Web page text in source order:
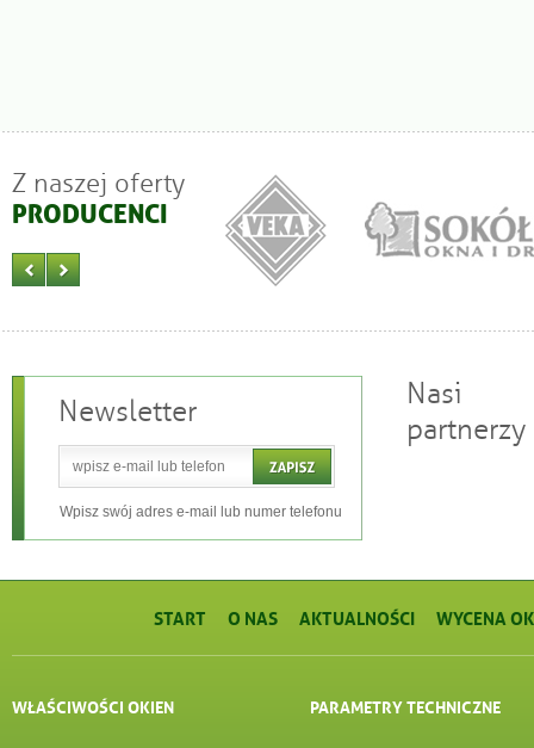
Z naszej oferty
PRODUCENCI
Newsletter
Wpisz swój adres e-mail lub numer telefonu
Nasi
partnerzy
START O NAS AKTUALNOŚCI WYCENA
WŁAŚCIWOŚCI OKIEN PARAMETRY TECHNICZNE